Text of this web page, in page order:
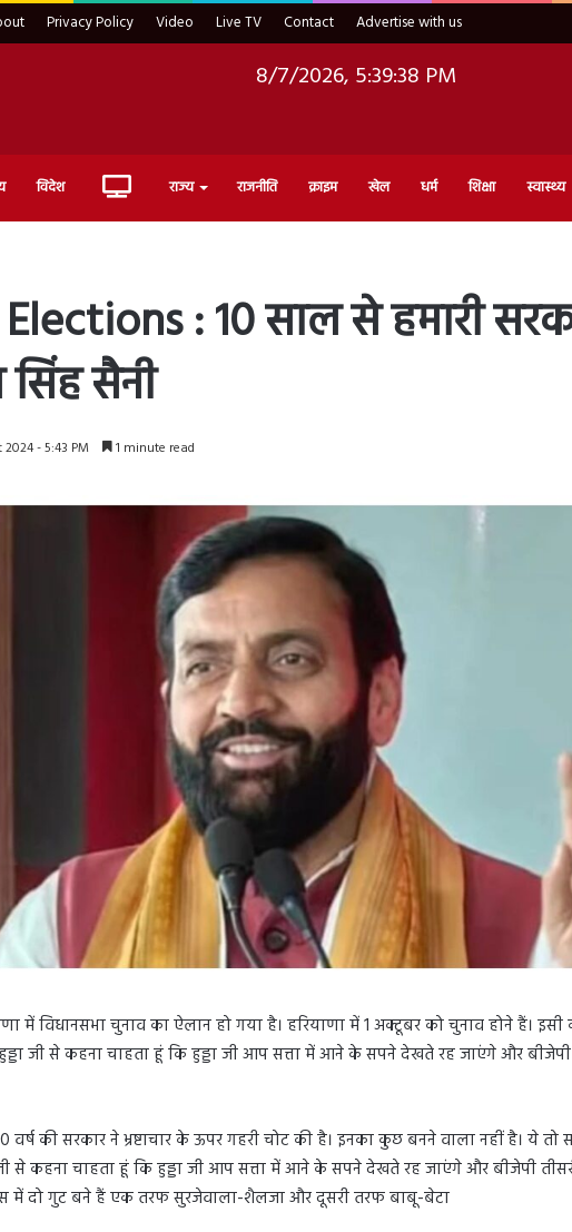
Privacy Policy Video Live TV Contact Advertise with us
8/7/2026, 5:39:39 PM
विदेश Live राज्य राजनीति क्राइम खेल धर्म शिक्षा स्वास्थ्य
: 10 साल से हमारी
सैनी
- 5:43 PM 1 minute read
में विधानसभा चुनाव का ऐलान हो गया है। हरियाणा में 1 अक्टूबर को चुनाव होने हैं।
जी से कहना चाहता हूं कि हुड्डा जी आप सत्ता में आने के सपने देखते रह जाएंगे और बीजेपी
वर्ष की सरकार ने भ्रष्टाचार के ऊपर गहरी चोट की है। इनका कुछ बनने वाला नहीं है। ये
से कहना चाहता हूं कि हुड्डा जी आप सत्ता में आने के सपने देखते रह जाएंगे और बीजेपी
में दो गुट बने हैं एक तरफ सुरजेवाला-शैलजा और दूसरी तरफ बाबू-बेटा